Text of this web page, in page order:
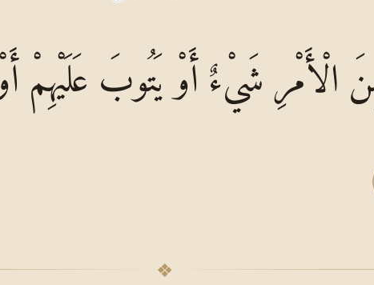
شَيْءٌ أَوْ يَتُوبَ عَلَيْهِمْ أَوْ
❖